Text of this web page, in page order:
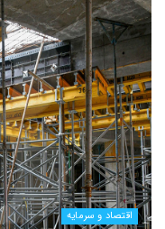
اقتصاد و سرمایه